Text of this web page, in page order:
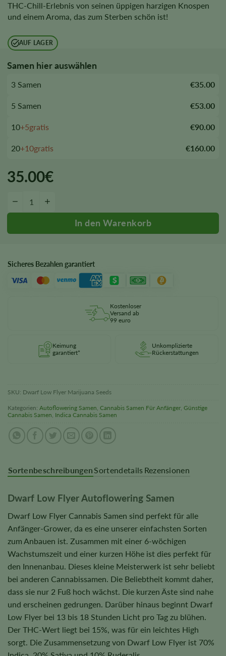
THC-Chill-Erlebnis von seinen üppigen harzigen Knospen
und einem Aroma, das zum Sterben schön ist!
AUF LAGER
Samen hier auswählen
3 Samen €35.00
5 Samen €53.00
10+5gratis €90.00
20+10gratis €160.00
35.00€
−
Sicheres Bezahlen garantiert
Kostenloser
Versand ab
99 euro
Keimung
garantiert*
Unkomplizierte
Rückerstattungen
SKU: Dwarf Low Flyer Marijuana Seeds
Kategorien: Autoflowering Samen, Cannabis Samen Für Anfänger, Günstige
Cannabis Samen, Indica Cannabis Samen
SortenbeschreibungenSortendetails Rezensionen
Dwarf Low Flyer Autoflowering Samen
Dwarf Low Flyer Cannabis Samen sind perfekt für alle
Anfänger-Grower, da es eine unserer einfachsten Sorten
zum Anbauen ist. Zusammen mit einer 6-wöchigen
Wachstumszeit und einer kurzen Höhe ist dies perfekt für
den Innenanbau. Dieses kleine Meisterwerk ist sehr beliebt
bei anderen Cannabissamen. Die Beliebtheit kommt daher,
dass sie nur 2 Fuß hoch wächst. Die kurzen Äste sind nahe
und erscheinen gedrungen. Darüber hinaus beginnt Dwarf
Low Flyer bei 13 bis 18 Stunden Licht pro Tag zu blühen.
Der THC-Wert liegt bei 15%, was für ein leichtes High
sorgt. Die Zusammensetzung von Dwarf Low Flyer ist 70%